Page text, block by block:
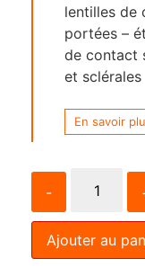
lentilles de
portées –
de contact
et sclérales
En savoir
-
Ajouter au